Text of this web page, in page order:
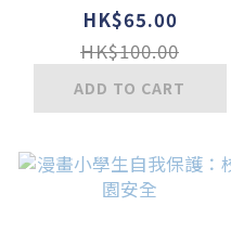
HK$65.00
HK$100.00
ADD TO CART